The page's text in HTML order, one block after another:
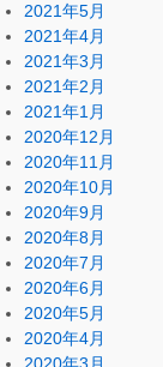
2021年5月
2021年4月
2021年3月
2021年2月
2021年1月
2020年12月
2020年11月
2020年10月
2020年9月
2020年8月
2020年7月
2020年6月
2020年5月
2020年4月